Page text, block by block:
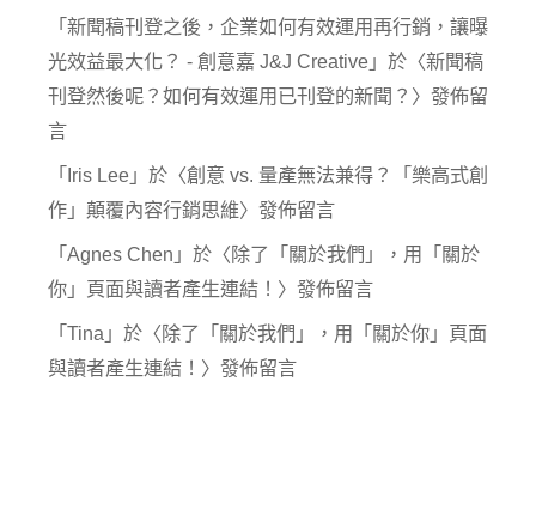
「 新聞稿刊登之後，企業如何有效運用再行銷，讓曝
光效益最大化？ - 創意嘉 J&J Creative 」於〈新聞稿
刊登然後呢？如何有效運用已刊登的新聞？ 〉發佈留
言
「 Iris Lee 」於〈創意 vs. 量產無法兼得？「樂高式創
作」顛覆內容行銷思維〉發佈留言
「 Agnes Chen 」於〈除了「關於我們」，用「關於
你」頁面與讀者產生連結！ 〉發佈留言
「 Tina 」於〈除了「關於我們」，用「關於你」頁面
與讀者產生連結！ 〉發佈留言